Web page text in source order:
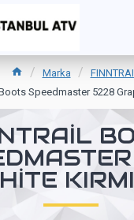
Marka
Speedmaster 5228